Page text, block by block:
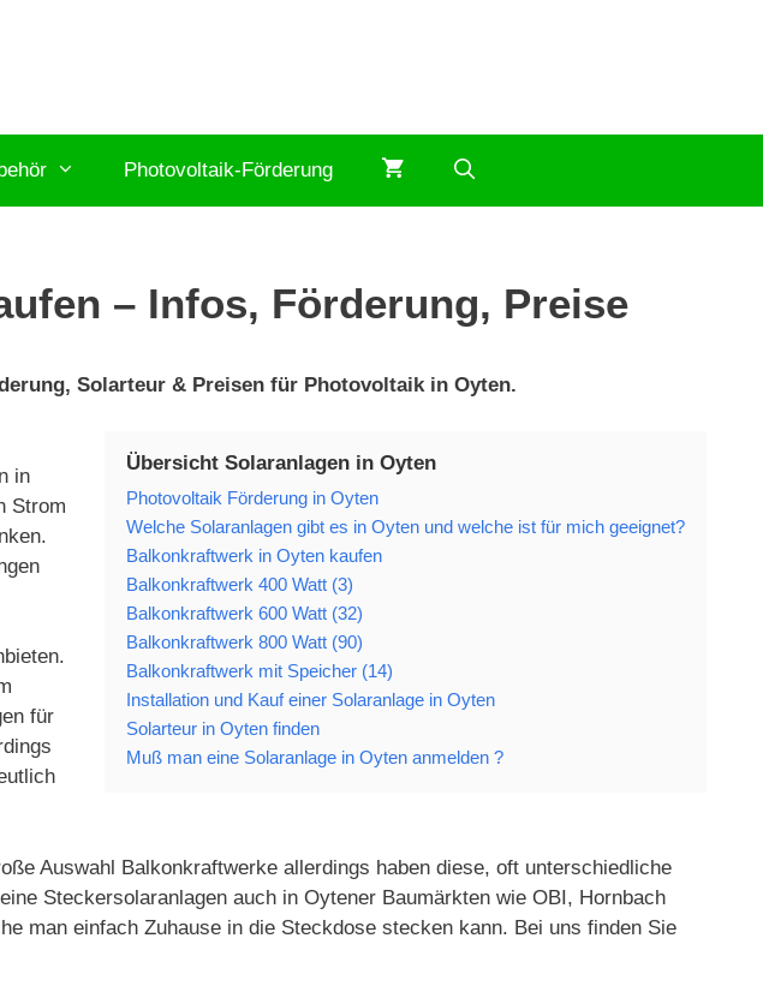
Photovoltaik-Förderung
– Infos, Förderung, Preise
Solarteur & Preisen für Photovoltaik in Oyten.
Übersicht Solaranlagen in Oyten
Photovoltaik Förderung in Oyten
Welche Solaranlagen gibt es in Oyten und welche ist für mich geeignet?
Balkonkraftwerk in Oyten kaufen
Balkonkraftwerk 400 Watt (3)
Balkonkraftwerk 600 Watt (32)
Balkonkraftwerk 800 Watt (90)
Balkonkraftwerk mit Speicher (14)
Installation und Kauf einer Solaranlage in Oyten
Solarteur in Oyten finden
Muß man eine Solaranlage in Oyten anmelden ?
in
Strom
für
Auswahl Balkonkraftwerke allerdings haben diese, oft unterschiedliche
Steckersolaranlagen auch in Oytener Baumärkten wie OBI, Hornbach
man einfach Zuhause in die Steckdose stecken kann. Bei uns finden Sie